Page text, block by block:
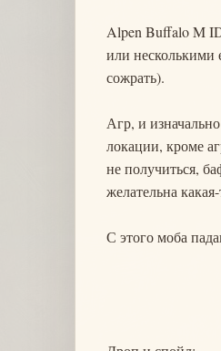
Alpen Buffalo M
или несколькими
сожрать).
Агр, и
локации, кроме
не получиться,
желательна
С этого моба